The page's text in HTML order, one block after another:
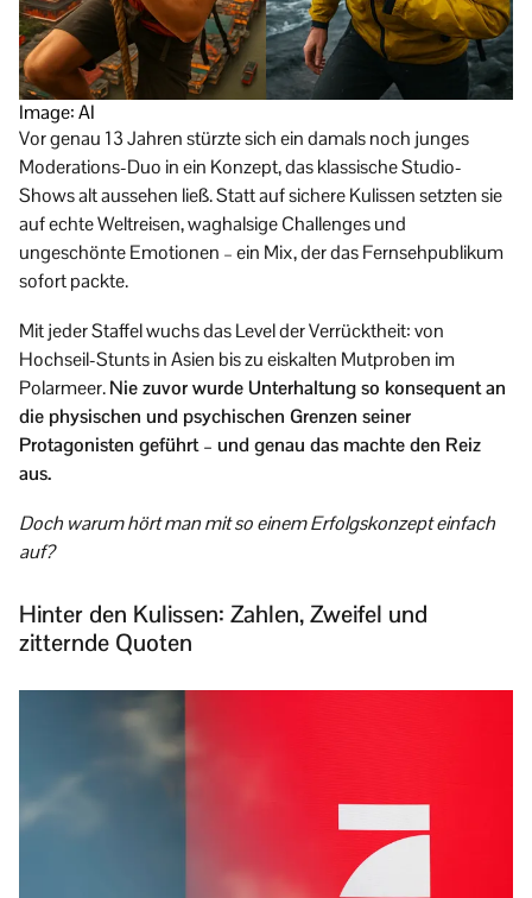
Image: AI
Vor genau 13 Jahren stürzte sich ein damals noch junges
Moderations-Duo in ein Konzept, das klassische Studio-
Shows alt aussehen ließ. Statt auf sichere Kulissen setzten sie
auf echte Weltreisen, waghalsige Challenges und
ungeschönte Emotionen – ein Mix, der das Fernsehpublikum
sofort packte.
Mit jeder Staffel wuchs das Level der Verrücktheit: von
Hochseil-Stunts in Asien bis zu eiskalten Mutproben im
Polarmeer.Nie zuvor wurde Unterhaltung so konsequent an
die physischen und psychischen Grenzen seiner
Protagonisten geführt – und genau das machte den Reiz
aus.
Doch warum hört man mit so einem Erfolgskonzept einfach
auf?
Hinter den Kulissen: Zahlen, Zweifel und
zitternde Quoten